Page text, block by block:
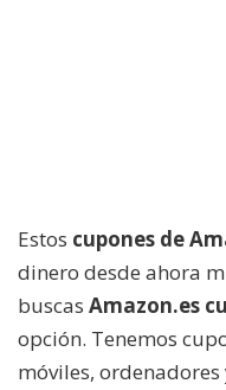
Estos cupones de
dinero desde ahora
buscas Amazon.es
opción. Tenemos
móviles,